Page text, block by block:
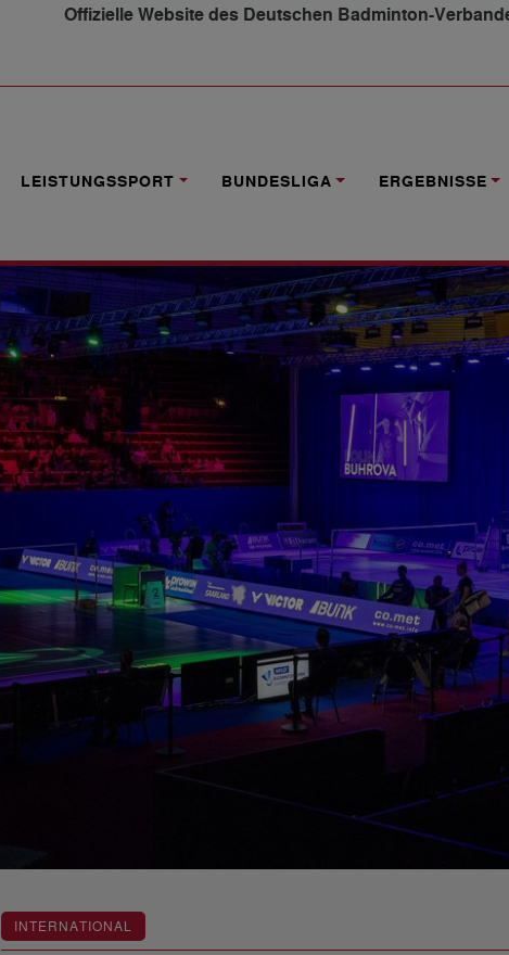
Offizielle Website des Deutschen Badminton-
LEISTUNGSSPORT BUNDESLIGA ERGEBNISSE
INTERNATIONAL